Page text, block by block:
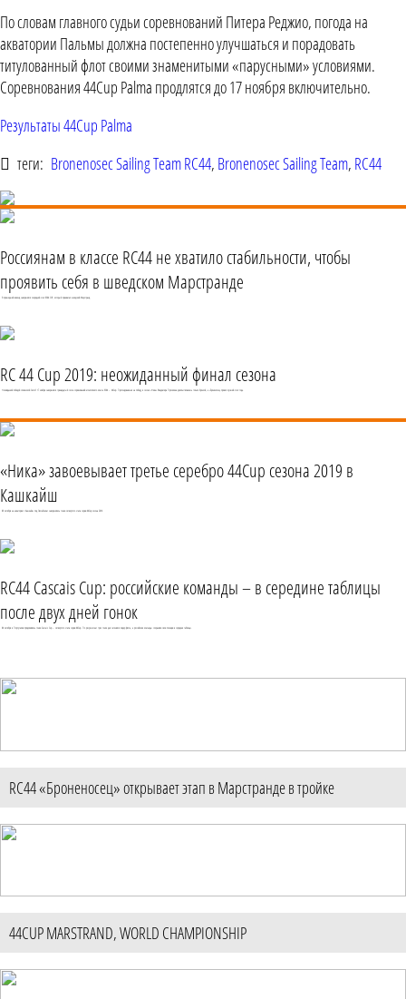
По словам главного судьи соревнований Питера Реджио, погода на
акватории Пальмы должна постепенно улучшаться и порадовать
титулованный флот своими знаменитыми «парусными» условиями.
Соревнования 44Cup Palma продлятся до 17 ноября включительно.
Результаты 44Cup Palma
теги: Bronenosec Sailing Team RC44, Bronenosec Sailing Team, RC44
Россиянам в классе RC44 не хватило стабильности, чтобы
проявить себя в шведском Марстранде
В прошедший викенд завершился очередной этап RC44 CUP, который принимал шведский Марстранд.
RC 44 Cup 2019: неожиданный финал сезона
Неожиданной победой словенской Ceeref 17 ноября завершился тринадцатый сезон соревнований монотипного класса RC44 – 44Cup. Претендовавшая на победу в сезоне «Ника» Владимира Просихина довольствовалась только бронзой, а «Броненосец» провел лучший этап года.
«Ника» завоевывает третье серебро 44Cup сезона 2019 в
Кашкайш
06 октября на акватории г.Кашкайш под Лиссабоном завершились гонки четвертого этапа серии 44Cup сезона 2019.
RC44 Cascais Cup: российские команды – в середине таблицы
после двух дней гонок
04 октября в Португалии продолжились гонки Cascais Cup – четвертого этапа серии 44Cup. По результатам трех гонок дня сменился лидер флота, а российские команды сохранили свои позиции в середине таблицы.
RC44 «Броненосец» открывает этап в Марстранде в тройке
44CUP MARSTRAND, WORLD CHAMPIONSHIP